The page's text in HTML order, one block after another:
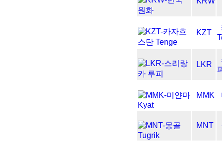
KZT
LKR
MMK
MNT